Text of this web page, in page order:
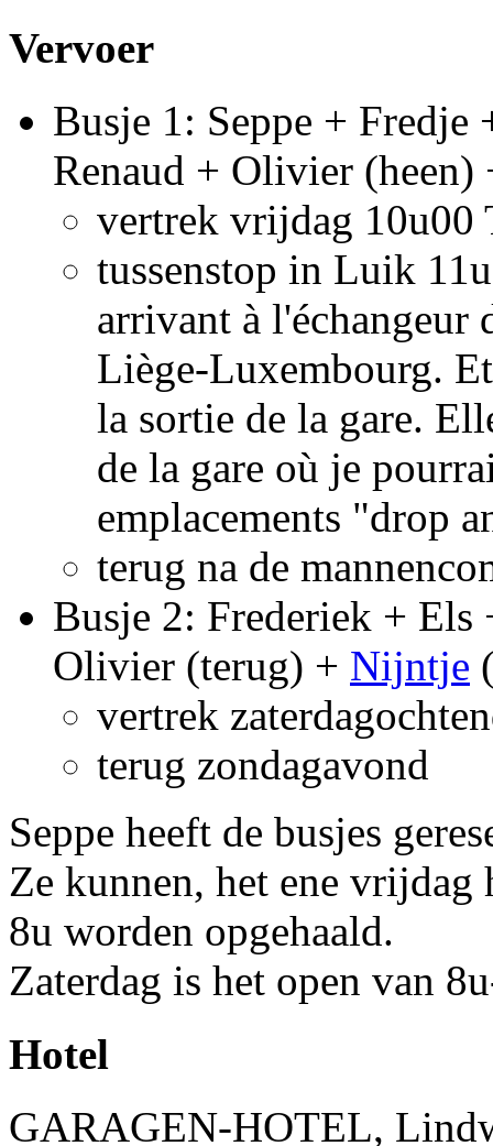
Vervoer
Busje 1: Seppe + Fredje
Renaud + Olivier
vertrek vrijdag 10u00
tussenstop in Luik
arrivant à
Liège-Luxembourg.
la sortie de la gare.
de la gare où je
emplacements "drop
terug na de
Busje 2: Frederiek + Els
Olivier (terug) + Nijntje
vertrek
terug zondagavond
Seppe heeft de busjes
Ze kunnen, het ene vrijdag
8u worden opgehaald.
Zaterdag is het open van
Hotel
GARAGEN-HOTEL,